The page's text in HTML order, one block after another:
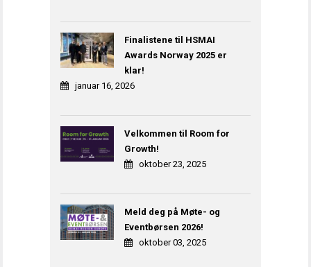
Finalistene til HSMAI
Awards Norway 2025 er
klar!
januar 16, 2026
Velkommen til Room for
Growth!
oktober 23, 2025
Meld deg på Møte- og
Eventbørsen 2026!
oktober 03, 2025